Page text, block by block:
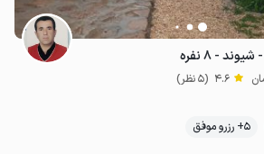
- ۸ نفره
4.6 (5 نظر)
5+ رزرو موفق